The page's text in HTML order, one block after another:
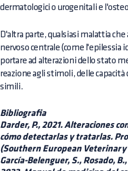
dermatologici o urogenitali e
D'altra parte, qualsiasi malattia
nervoso centrale (come l'epilessia
portare ad alterazioni dello stato
reazione agli stimoli, delle
simili.
Bibliografia
Darder, P., 2021. Alteraciones
cómo detectarlas y tratarlas.
(Southern European Veterinary
García-Belenguer, S., Rosado,